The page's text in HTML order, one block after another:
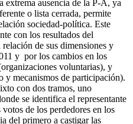
extrema ausencia de la P-A, ya
o lista cerrada, permite
sociedad-política. Este
con los resultados del
de sus dimensiones y
y por los cambios en los
voluntarias), y
y mecanismos de participación).
con dos tramos, uno
se identifica el representante
de los perdedores en los
del primero a castigar las